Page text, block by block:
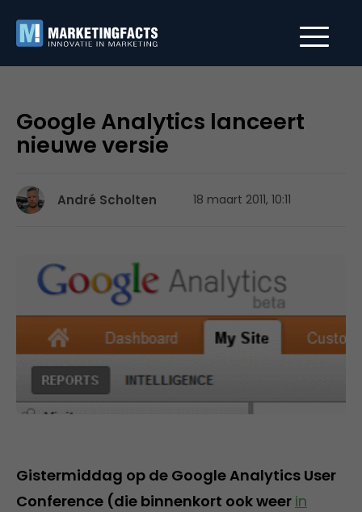
Google Analytics lanceert
nieuwe versie
André Scholten 18 maart 2011, 10:11
Gistermiddag op de Google Analytics User
Conference (die binnenkort ook weer in